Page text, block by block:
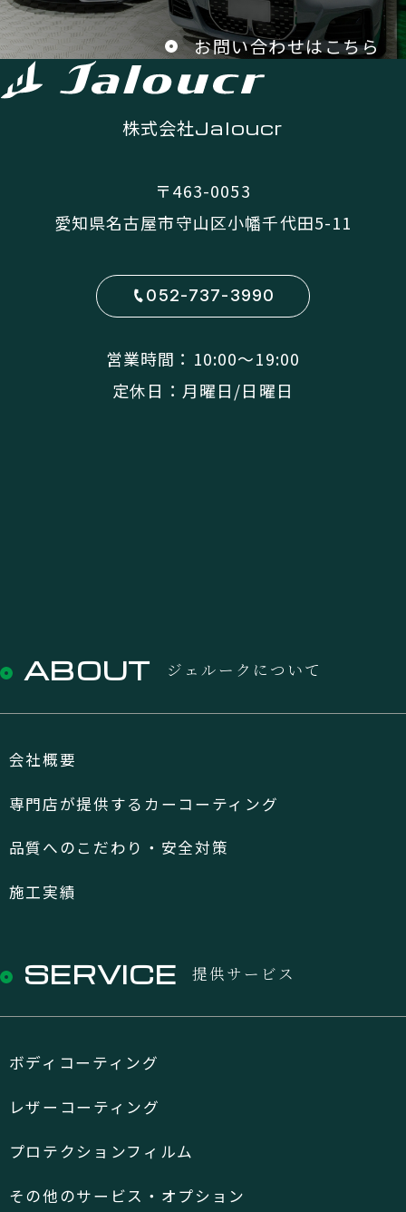
お問い合わせはこちら
株式会社Jaloucr
〒463-0053
愛知県名古屋市守山区小幡千代田5-11
052-737-3990
営業時間：10:00〜19:00
定休日：月曜日/日曜日
ABOUT ジェルークについて
会社概要
専門店が提供するカーコーティング
品質へのこだわり・安全対策
施工実績
SERVICE 提供サービス
ボディコーティング
レザーコーティング
プロテクションフィルム
その他のサービス・オプション